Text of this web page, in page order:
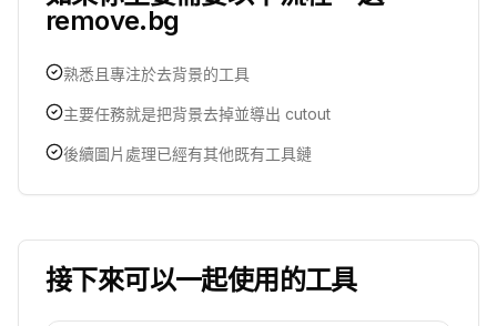
remove.bg
熟悉且專注於去背景的工具
主要任務就是把背景去掉並導出 cutout
後續圖片處理已經有其他既有工具鏈
接下來可以一起使用的工具